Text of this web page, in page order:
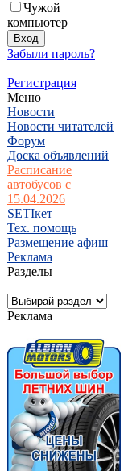
Чужой
компьютер
Забыли пароль?
Регистрация
Меню
Новости
Новости читателей
Форум
Доска объявлений
Расписание
автобусов с
15.04.2026
SETIкет
Тех. помощь
Размещение афиш
Реклама
Разделы
Реклама